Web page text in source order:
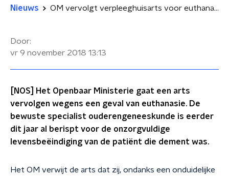
Nieuws OM vervolgt verpleeghuisarts voor euthanasie op demente vrouw
Door:
vr 9 november 2018 13:13
[NOS] Het Openbaar Ministerie gaat een arts
vervolgen wegens een geval van euthanasie. De
bewuste specialist ouderengeneeskunde is eerder
dit jaar al berispt voor de onzorgvuldige
levensbeëindiging van de patiënt die dement was.
Het OM verwijt de arts dat zij, ondanks een onduidelijke